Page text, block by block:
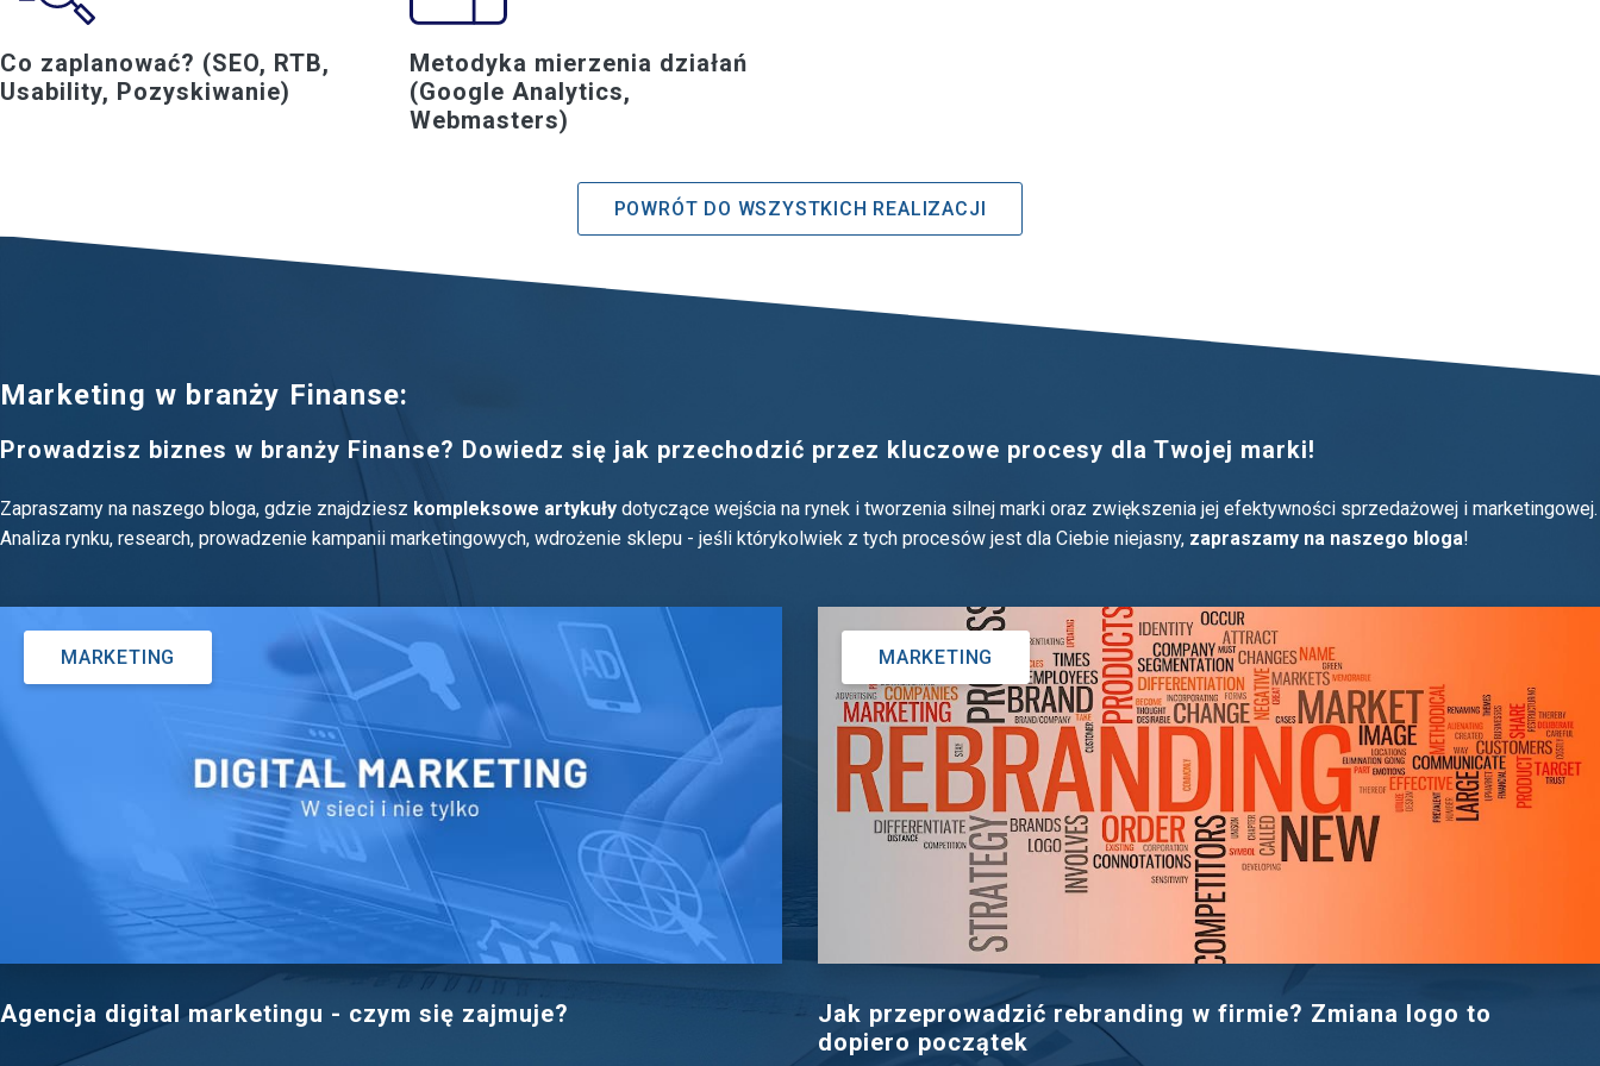
Co zaplanować? (SEO, RTB,
Usability, Pozyskiwanie)
Metodyka mierzenia działań
(Google Analytics,
Webmasters)
POWRÓT DO WSZYSTKICH REALIZACJI
Marketing w branży Finanse:
Prowadzisz biznes w branży Finanse? Dowiedz się jak przechodzić przez kluczowe procesy dla Twojej marki!
Zapraszamy na naszego bloga, gdzie znajdziesz kompleksowe artykuły dotyczące wejścia na rynek i tworzenia silnej marki oraz zwiększenia jej efektywności sprzedażowej i marketingowej.
Analiza rynku, research, prowadzenie kampanii marketingowych, wdrożenie sklepu - jeśli którykolwiek z tych procesów jest dla Ciebie niejasny, zapraszamy na naszego bloga!
MARKETING
Agencja digital marketingu - czym się zajmuje?
MARKETING
Jak przeprowadzić rebranding w firmie? Zmiana logo to
dopiero początek